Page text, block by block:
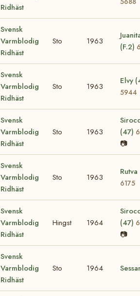
Ridhäst
Svensk
Varmblodig
Ridhäst
Sto 1963
(F.2)
Svensk
Varmblodig
Ridhäst
Sto 1963
Elvy
5944
Svensk
Varmblodig
Ridhäst
Sto 1963
(47)
📷
Svensk
Varmblodig
Ridhäst
Sto 1963
6175
Svensk
Varmblodig
Ridhäst
Hingst 1964
(47)
📷
Svensk
Varmblodig
Ridhäst
Sto 1964